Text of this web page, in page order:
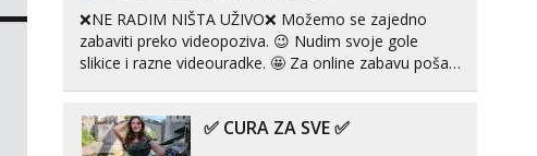
Maja
Razgovaram :)
tel:0,93€ - mob:1,12€ min
❌NE RADIM NIŠTA UŽIVO❌ Možemo se zajedno
zabaviti preko videopoziva. 😉 Nudim svoje gole
slikice i razne videouradke. 🤩 Za online zabavu pošalji
vidjeti na videopozivu. 😉 S vama sam vec 5 ...
✅ CURA ZA SVE ✅